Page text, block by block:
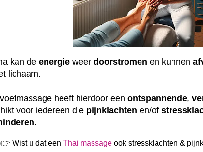
kan deenergie weerdoorstromen en kunnen
lichaam.
heeft hierdoor eenontspannende,
voor iedereen die pijnklachten en/of
.
👉 Wist u dat eenThai massage ookstressklachten &